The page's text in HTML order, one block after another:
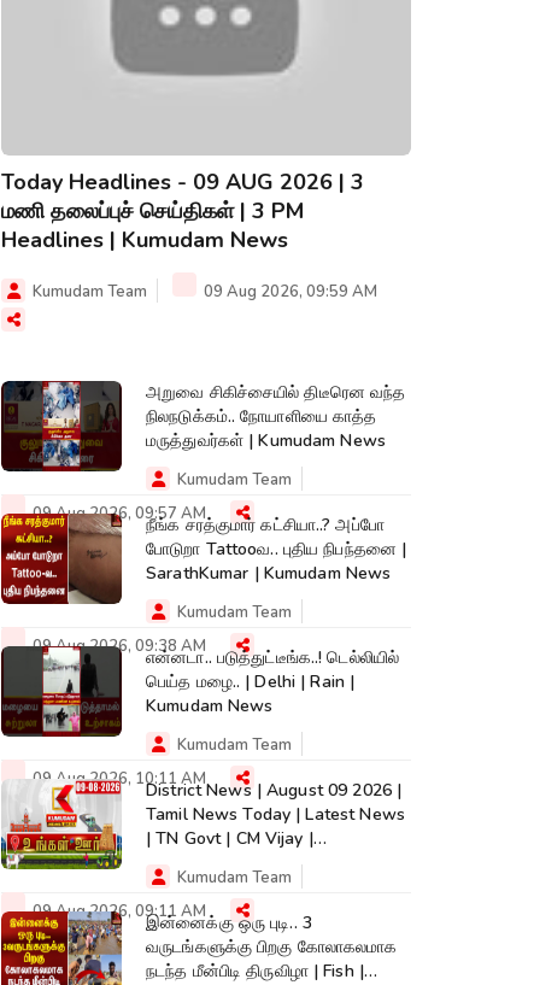
Today Headlines - 09 AUG 2026 | 3
மணி தலைப்புச் செய்திகள் | 3 PM
Headlines | Kumudam News
Kumudam Team 09 Aug 2026, 09:59 AM
அறுவை சிகிச்சையில் திடீரென வந்த
நிலநடுக்கம்.. நோயாளியை காத்த
மருத்துவர்கள் | Kumudam News
Kumudam Team
09 Aug 2026, 09:57 AMநீங்க சரத்குமார் கட்சியா..? அப்போ
போடுறா Tattooவ.. புதிய நிபந்தனை |
SarathKumar | Kumudam News
Kumudam Team
09 Aug 2026, 09:38 AMஎன்னடா.. படுத்துட்டீங்க..! டெல்லியில்
பெய்த மழை.. | Delhi | Rain |
Kumudam News
Kumudam Team
09 Aug 2026, 10:11 AMDistrict News | August 09 2026 |
Tamil News Today | Latest News
| TN Govt | CM Vijay |
TVK|Tamilnadu
Kumudam Team
09 Aug 2026, 09:11 AMஇன்னைக்கு ஒரு புடி.. 3
வருடங்களுக்கு பிறகு கோலாகலமாக
நடந்த மீன்பிடி திருவிழா | Fish |